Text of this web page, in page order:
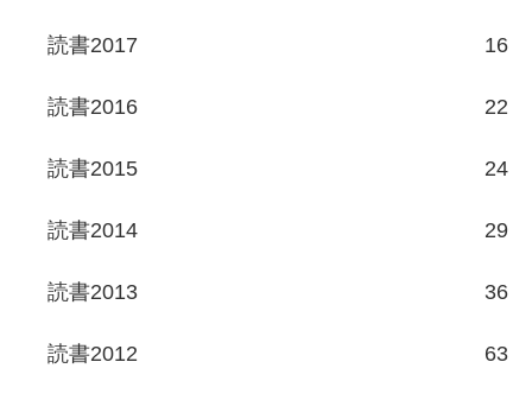
読書2017 16
読書2016 22
読書2015 24
読書2014 29
読書2013 36
読書2012 63